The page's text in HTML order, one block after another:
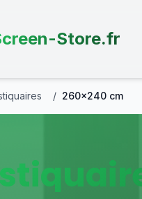
Store.fr
/ 260×240 cm